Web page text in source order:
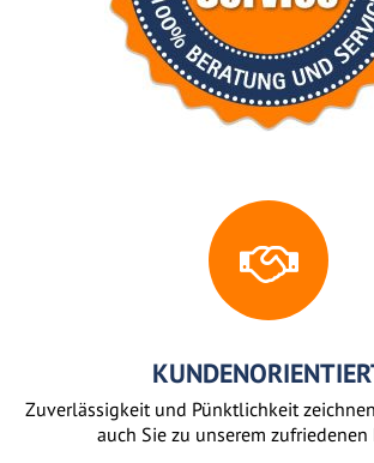
Zuverlässigkeit und Pünktlichkeit
auch Sie zu unserem zufriedenen